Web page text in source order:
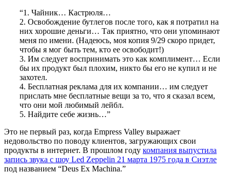
“1. Чайник… Кастрюля…
2. Освобождение бутлегов после того, как я потратил на
них хорошие деньги… Так приятно, что они упоминают
меня по имени. (Надеюсь, моя копия 9/29 скоро придет,
чтобы я мог быть тем, кто ее освободит!)
3. Им следует воспринимать это как комплимент… Если
бы их продукт был плохим, никто бы его не купил и не
захотел.
4. Бесплатная реклама для их компании… им следует
прислать мне бесплатные вещи за то, что я сказал всем,
что они мой любимый лейбл.
5. Найдите себе жизнь…”
Это не первый раз, когда Empress Valley выражает
недовольство по поводу клиентов, загружающих свои
продукты в интернет. В прошлом году компания выпустила
запись звука с шоу Led Zeppelin 21 марта 1975 года в Сиэтле
под названием “Deus Ex Machina.”